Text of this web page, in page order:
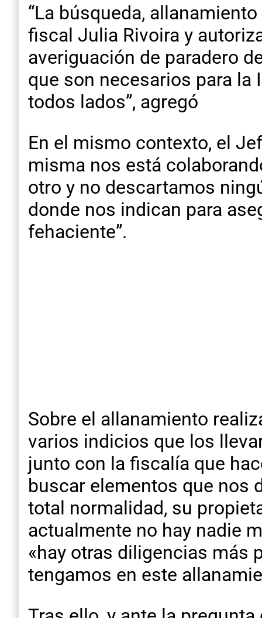
“La búsqueda,
fiscal Julia Rivoira y
averiguación de paradero
que son necesarios para la
todos lados”, agregó
En el mismo contexto, el
misma nos está
otro y no descartamos
donde nos indican para
fehaciente”.
Sobre el allanamiento
varios indicios que los
junto con la fiscalía que
buscar elementos que nos
total normalidad, su
actualmente no hay nadie
«hay otras diligencias más
tengamos en este